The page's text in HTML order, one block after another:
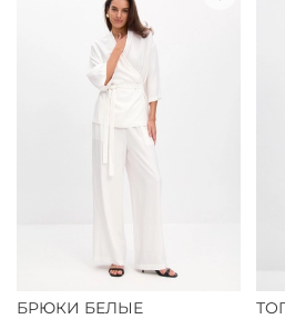
БРЮКИ БЕЛЫЕ